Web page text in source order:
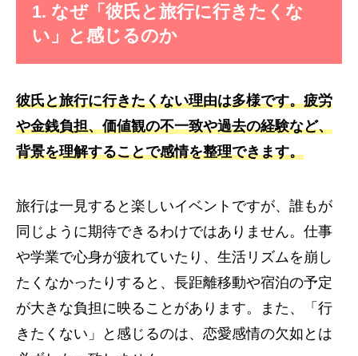
1. なぜ「彼氏と旅行に行きたくな
い」と感じるのか
彼氏と旅行に行きたくない理由は多様です。疲労
や金銭負担、価値観の不一致や過去の経験など、
背景を理解することで感情を整理できます。
旅行は一見すると楽しいイベントですが、誰もが
同じように期待できるわけではありません。仕事
や学業で心身が疲れていたり、生活リズムを崩し
たくなかったりすると、長距離移動や宿泊の予定
が大きな負担に映ることがあります。また、「行
きたくない」と感じるのは、恋愛感情の欠如とは